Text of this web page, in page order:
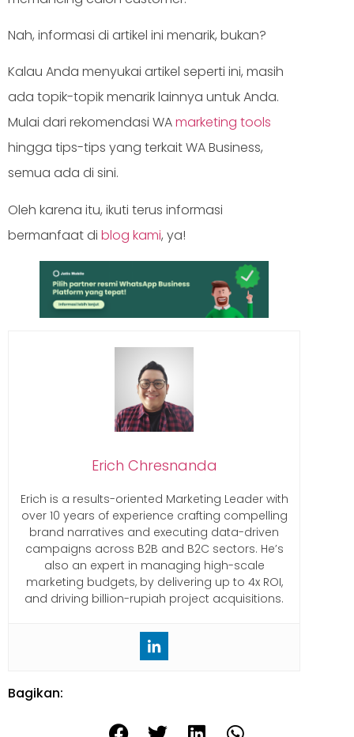
Bagikan:
Nah, informasi di artikel ini menarik, bukan?
Kalau Anda menyukai artikel seperti ini, masih
ada topik-topik menarik lainnya untuk Anda.
Mulai dari rekomendasi WAmarketing tools
hingga tips-tips yang terkait WA Business,
semua ada di sini.
Oleh karena itu, ikuti terus informasi
bermanfaat di blog kami, ya!
Erich Chresnanda
Erich is a results-oriented Marketing Leader with
over 10 years of experience crafting compelling
brand narratives and executing data-driven
campaigns across B2B and B2C sectors. He’s
also an expert in managing high-scale
marketing budgets, by delivering up to 4x ROI,
and driving billion-rupiah project acquisitions.